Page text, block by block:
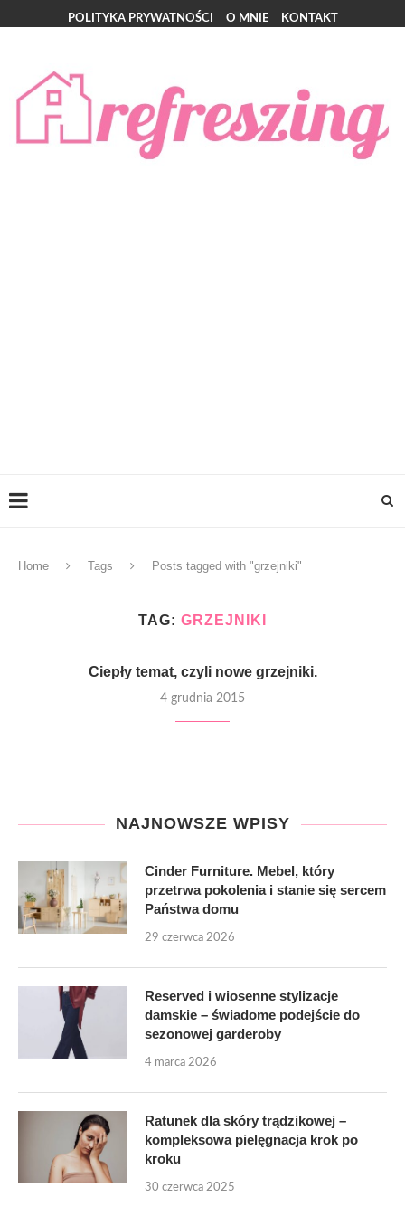
POLITYKA PRYWATNOŚCI O MNIE KONTAKT
Home Tags Posts tagged with "grzejniki"
TAG: GRZEJNIKI
Ciepły temat, czyli nowe grzejniki.
4 grudnia 2015
NAJNOWSZE WPISY
Cinder Furniture. Mebel, który
przetrwa pokolenia i stanie się sercem
Państwa domu
29 czerwca 2026
Reserved i wiosenne stylizacje
damskie – świadome podejście do
sezonowej garderoby
4 marca 2026
Ratunek dla skóry trądzikowej –
kompleksowa pielęgnacja krok po
kroku
30 czerwca 2025